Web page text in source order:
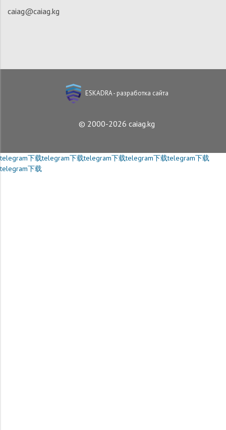
caiag@caiag.kg
ESKADRA - разработка сайта
© 2000-2026 caiag.kg
telegram下载telegram下载telegram下载telegram下载telegram下载
telegram下载